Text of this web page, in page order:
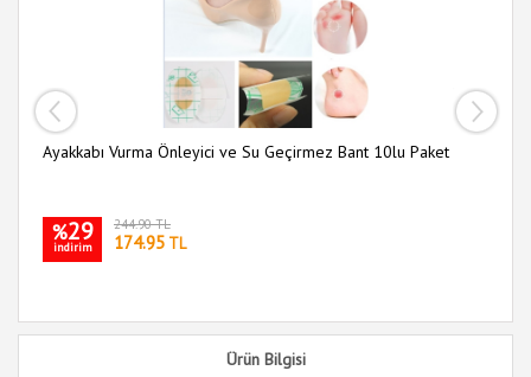
Ayakkabı Vurma Önleyici ve Su Geçirmez Bant 10lu Paket
%29
indirim
244.90 TL
174.95 TL
Ürün Bilgisi